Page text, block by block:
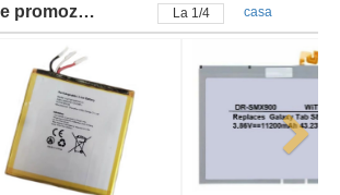
Offerte speciali e promozioni La 2/4 casa